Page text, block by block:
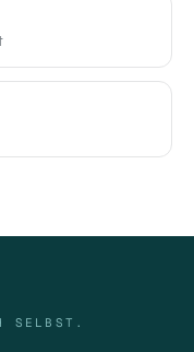
SELBST.